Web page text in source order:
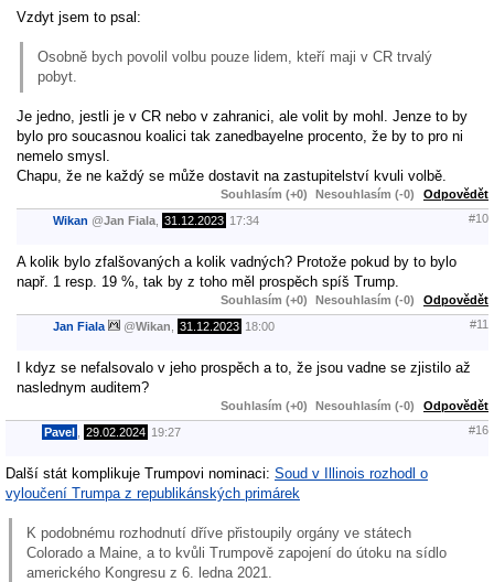
Vzdyt jsem to psal:
Osobně bych povolil volbu pouze lidem, kteří maji v CR trvalý
pobyt.
Je jedno, jestli je v CR nebo v zahranici, ale volit by mohl. Jenze to by
bylo pro soucasnou koalici tak zanedbayelne procento, že by to pro ni
nemelo smysl.
Chapu, že ne každý se může dostavit na zastupitelství kvuli volbě.
Souhlasím (+0) Nesouhlasím (-0) Odpovědět
Wikan @Jan Fiala 31.12.2023 17:34 #10
A kolik bylo zfalšovaných a kolik vadných? Protože pokud by to bylo
např. 1 resp. 19 %, tak by z toho měl prospěch spíš Trump.
Souhlasím (+0) Nesouhlasím (-0) Odpovědět
Jan Fiala @Wikan 31.12.2023 18:00 #11
I kdyz se nefalsovalo v jeho prospěch a to, že jsou vadne se zjistilo až
naslednym auditem?
Souhlasím (+0) Nesouhlasím (-0) Odpovědět
Pavel 29.02.2024 19:27 #16
Další stát komplikuje Trumpovi nominaci: Soud v Illinois rozhodl o
vyloučení Trumpa z republikánských primárek
K podobnému rozhodnutí dříve přistoupily orgány ve státech
Colorado a Maine, a to kvůli Trumpově zapojení do útoku na sídlo
amerického Kongresu z 6. ledna 2021.